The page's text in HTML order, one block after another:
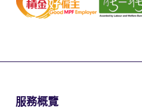
服務概覽